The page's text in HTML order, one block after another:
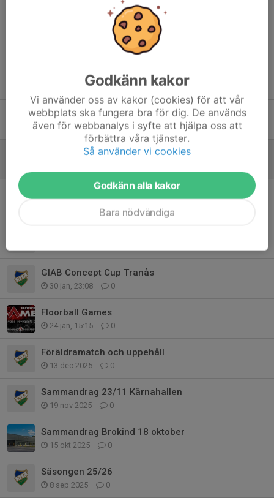
Tidigare nyheter
Floorball Games 18 april
11 apr, 08:24 0
GIAB Concept Cup Tranås
Sammandrag Walbeckshallen 1 mars
GIAB Concept Cup Tranås
30 jan, 23:08 0
Floorball Games
24 jan, 15:15 0
Föräldramatch och uppehåll
13 dec 2025 0
Sammandrag 23/11 Kärnahallen
19 nov 2025 0
Sammandrag Brokind 18 oktober
15 okt 2025 0
Säsongen 25/26
8 sep 2025 0
Godkänn kakor
Vi använder oss av kakor (cookies) för att vår
webbplats ska fungera bra för dig. De används
även för webbanalys i syfte att hjälpa oss att
förbättra våra tjänster.
Så använder vi cookies
Godkänn alla kakor
Bara nödvändiga